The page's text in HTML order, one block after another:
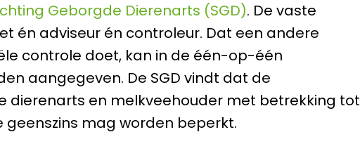
Geborgde Dierenarts (SGD). De vaste
én adviseur én controleur. Dat een andere
controle doet, kan in de één-op-één
aangegeven. De SGD vindt dat de
dierenarts en melkveehouder met betrekking tot
geenszins mag worden beperkt.